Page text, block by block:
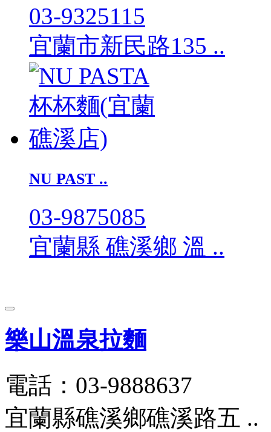
03-9325115
宜蘭市新民路135 ..
NU PAST ..
03-9875085
宜蘭縣 礁溪鄉 溫 ..
樂山溫泉拉麵
電話：03-9888637
宜蘭縣礁溪鄉礁溪路五 ..